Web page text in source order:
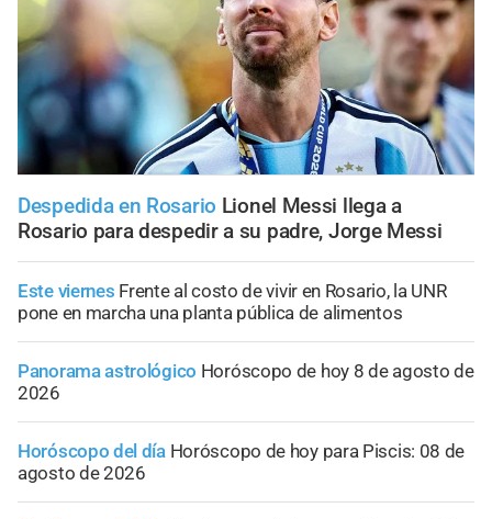
Despedida en Rosario Lionel Messi llega a
Rosario para despedir a su padre, Jorge Messi
Este viernes Frente al costo de vivir en Rosario, la UNR
pone en marcha una planta pública de alimentos
Panorama astrológico Horóscopo de hoy 8 de agosto de
2026
Horóscopo del día Horóscopo de hoy para Piscis: 08 de
agosto de 2026